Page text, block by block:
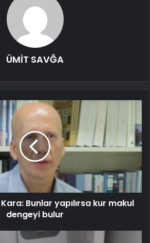
ÜMİT SAVĞA
Bunlar yapılırsa kur makul
dengeyi bulur